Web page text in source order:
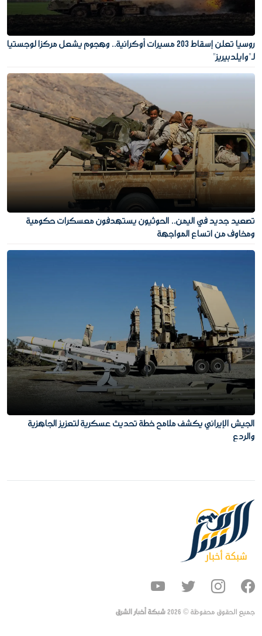
روسيا تعلن إسقاط 203 مسيرات أوكرانية.. وهجوم يشعل مركزا لوجستيا
لـ"وايلدبيريز"
تصعيد جديد في اليمن.. الحوثيون يستهدفون معسكرات حكومية
ومخاوف من اتساع المواجهة
الجيش الإيراني يكشف ملامح خطة تحديث عسكرية لتعزيز الجاهزية
والردع
جميع الحقوق محفوظة © 2026شبكة أخبار الشرق